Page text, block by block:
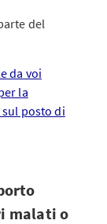
del
da voi
la
posto di
malati o